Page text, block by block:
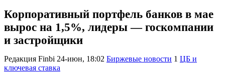
Корпоративный портфель банков в мае
вырос на 1,5%, лидеры — госкомпании
и застройщики
Редакция Finbi 24-июн, 18:02 Биржевые новости 1 ЦБ и
ключевая ставка